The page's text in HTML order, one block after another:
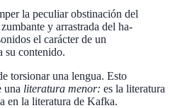
la peculiar obstinación del
y arrastrada del ha­
el carácter de un
su contenido.
torsionar una lengua. Esto
una literatura menor: es la literatura
en la literatura de Kafka.